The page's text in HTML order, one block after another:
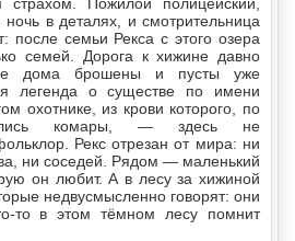
в деталях, и смотрительница
после семьи Рекса с этого озера
семей. Дорога к хижине давно
дома брошены и пусты уже
легенда о существе по имени
охотнике, из крови которого, по
комары, — здесь не
Рекс отрезан от мира: ни
ни соседей. Рядом — маленький
он любит. А в лесу за хижиной
недвусмысленно говорят: они
то в этом тёмном лесу помнит